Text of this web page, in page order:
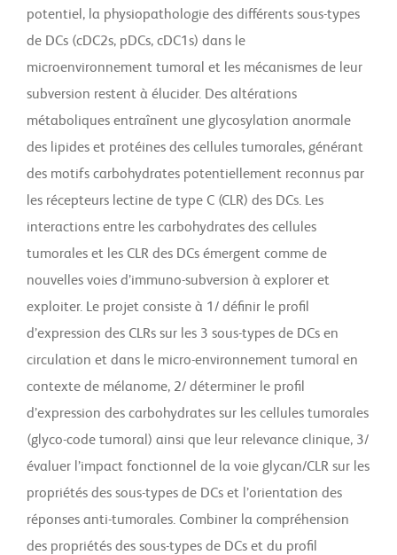
potentiel, la physiopathologie des différents sous-types
de DCs (cDC2s, pDCs, cDC1s) dans le
microenvironnement tumoral et les mécanismes de leur
subversion restent à élucider. Des altérations
métaboliques entraînent une glycosylation anormale
des lipides et protéines des cellules tumorales, générant
des motifs carbohydrates potentiellement reconnus par
les récepteurs lectine de type C (CLR) des DCs. Les
interactions entre les carbohydrates des cellules
tumorales et les CLR des DCs émergent comme de
nouvelles voies d’immuno-subversion à explorer et
exploiter. Le projet consiste à 1/ définir le profil
d’expression des CLRs sur les 3 sous-types de DCs en
circulation et dans le micro-environnement tumoral en
contexte de mélanome, 2/ déterminer le profil
d’expression des carbohydrates sur les cellules tumorales
(glyco-code tumoral) ainsi que leur relevance clinique, 3/
évaluer l’impact fonctionnel de la voie glycan/CLR sur les
propriétés des sous-types de DCs et l’orientation des
réponses anti-tumorales. Combiner la compréhension
des propriétés des sous-types de DCs et du profil